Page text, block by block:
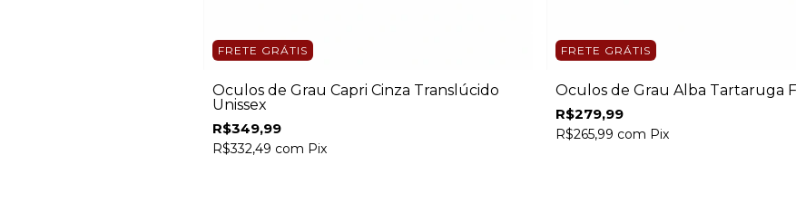
FRETE GRÁTIS
Óculos de Grau Capri Cinza Translúcido
Unissex
R$349,99
R$332,49 com Pix
FRETE GRÁTIS
Óculos de Grau Alba Tartaruga
R$279,99
R$265,99 com Pix